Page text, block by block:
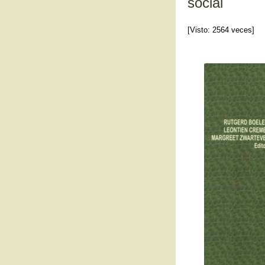
[Visto: 2564 veces]